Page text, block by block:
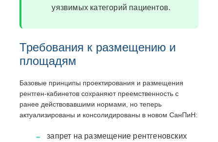
уязвимых категорий пациентов.
Требования к размещению и
площадям
Базовые принципы проектирования и размещения
рентген-кабинетов сохраняют преемственность с
ранее действовавшими нормами, но теперь
актуализированы и консолидированы в новом СанПиН:
запрет на размещение рентгеновских